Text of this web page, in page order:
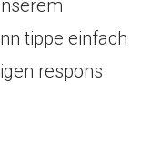
tippe einfach
respons